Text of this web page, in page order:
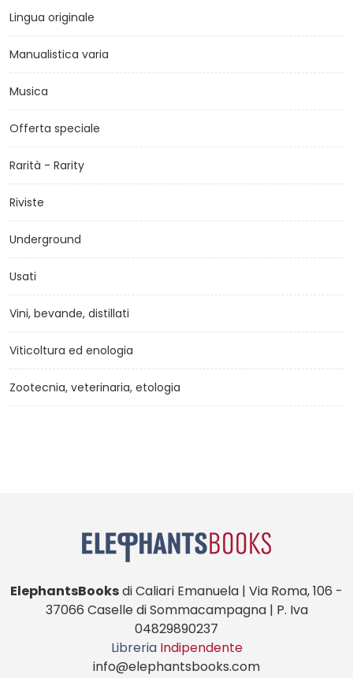
Lingua originale
Manualistica varia
Musica
Offerta speciale
Rarità - Rarity
Riviste
Underground
Usati
Vini, bevande, distillati
Viticoltura ed enologia
Zootecnia, veterinaria, etologia
ElephantsBooksdi Caliari Emanuela | Via Roma, 106 -
37066 Caselle di Sommacampagna | P. Iva
04829890237
Libreria Indipendente
info@elephantsbooks.com